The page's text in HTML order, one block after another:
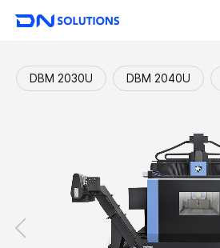
D
N
l
u DBM 2030U
DBM 2040U